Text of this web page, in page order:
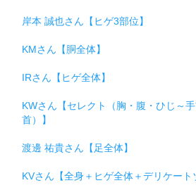
岸本 誠也さん【ヒゲ3部位】
KMさん【胴全体】
IRさん【ヒゲ全体】
KWさん【セレクト（胸・腹・ひじ～
首）】
渡邊 祐貴さん【足全体】
KVさん【全身＋ヒゲ全体＋デリケート